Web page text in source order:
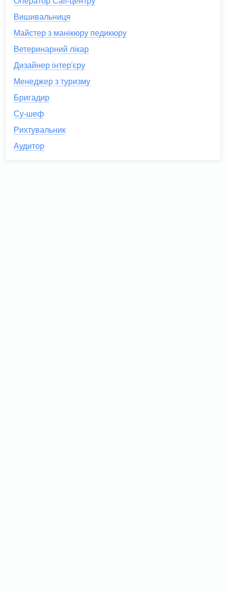
Вишивальниця
Майстер з манікюру педикюру
Ветеринарний лікар
Дизайнер інтер'єру
Менеджер з туризму
Бригадир
Су-шеф
Рихтувальник
Аудитор